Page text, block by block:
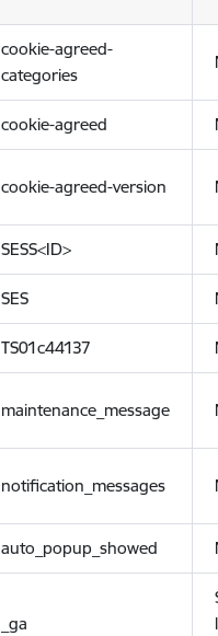
cookie-agreed-
categories
cookie-agreed
cookie-agreed-version
SESS<ID>
SES
TS01c44137
maintenance_message
notification_messages
auto_popup_showed
_ga